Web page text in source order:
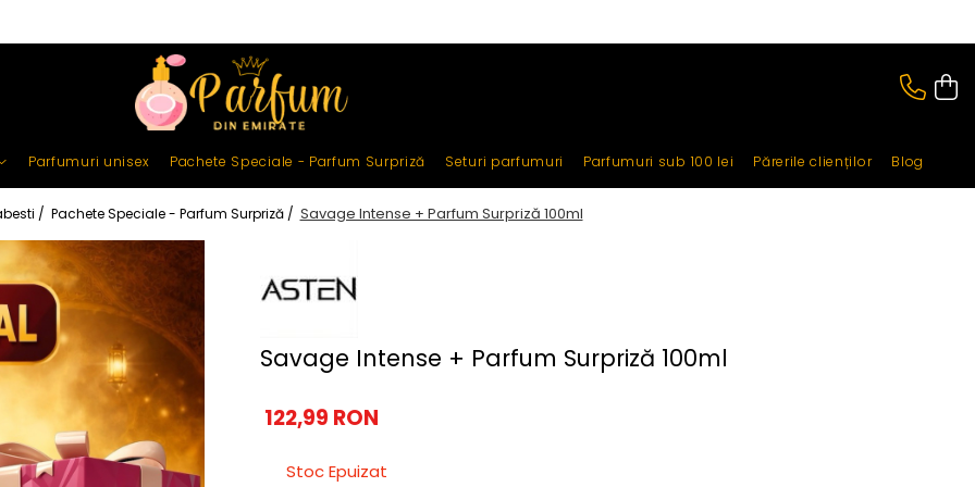
Parfumuri unisex Pachete Speciale - Parfum Surpriză Seturi parfumuri Parfumuri sub 100 lei Părerile clienților Blog
/ Pachete Speciale - Parfum Surpriză / Savage Intense + Parfum Surpriză 100ml
Savage Intense + Parfum Surpriză 100ml
122,99 RON
Stoc Epuizat